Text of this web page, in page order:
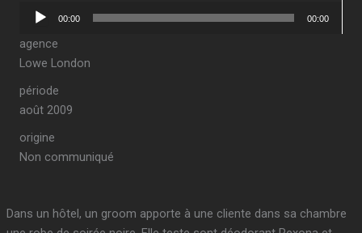
Lecteur
00:00 00:00
agence
Lowe London
période
août 2009
origine
Non communiqué
Dans un hôtel, un groom apporte à une cliente dans sa chambre